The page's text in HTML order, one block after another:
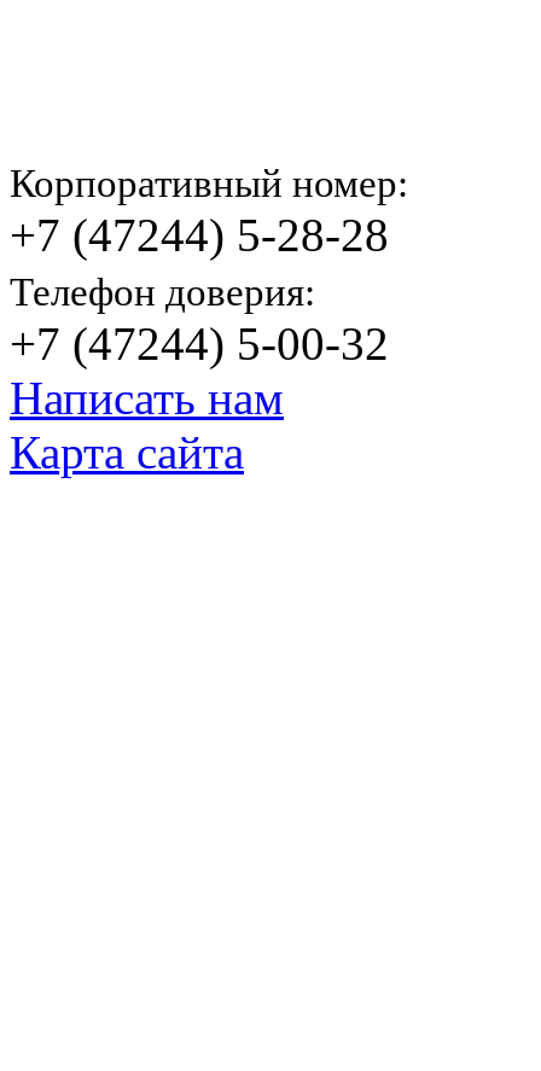
Корпоративный номер:
+7 (47244) 5-28-28
Телефон доверия:
+7 (47244) 5-00-32
Написать нам
Карта сайта